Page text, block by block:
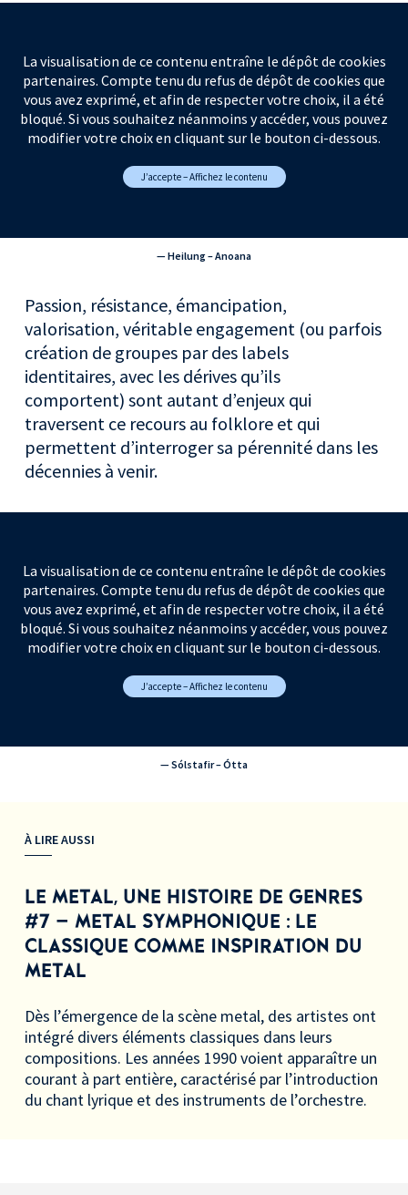
La visualisation de ce contenu entraîne le dépôt de cookies
partenaires. Compte tenu du refus de dépôt de cookies que
vous avez exprimé, et afin de respecter votre choix, il a été
bloqué. Si vous souhaitez néanmoins y accéder, vous pouvez
modifier votre choix en cliquant sur le bouton ci-dessous.
J’accepte – Affichez le contenu
— Heilung – Anoana
Passion, résistance, émancipation,
valorisation, véritable engagement (ou parfois
création de groupes par des labels
identitaires, avec les dérives qu’ils
comportent) sont autant d’enjeux qui
traversent ce recours au folklore et qui
permettent d’interroger sa pérennité dans les
décennies à venir.
La visualisation de ce contenu entraîne le dépôt de cookies
partenaires. Compte tenu du refus de dépôt de cookies que
vous avez exprimé, et afin de respecter votre choix, il a été
bloqué. Si vous souhaitez néanmoins y accéder, vous pouvez
modifier votre choix en cliquant sur le bouton ci-dessous.
J’accepte – Affichez le contenu
— Sólstafir – Ótta
À LIRE AUSSI
LE METAL, UNE HISTOIRE DE GENRES
#7 – METAL SYMPHONIQUE : LE
CLASSIQUE COMME INSPIRATION DU
METAL
Dès l’émergence de la scène metal, des artistes ont
intégré divers éléments classiques dans leurs
compositions. Les années 1990 voient apparaître un
courant à part entière, caractérisé par l’introduction
du chant lyrique et des instruments de l’orchestre.